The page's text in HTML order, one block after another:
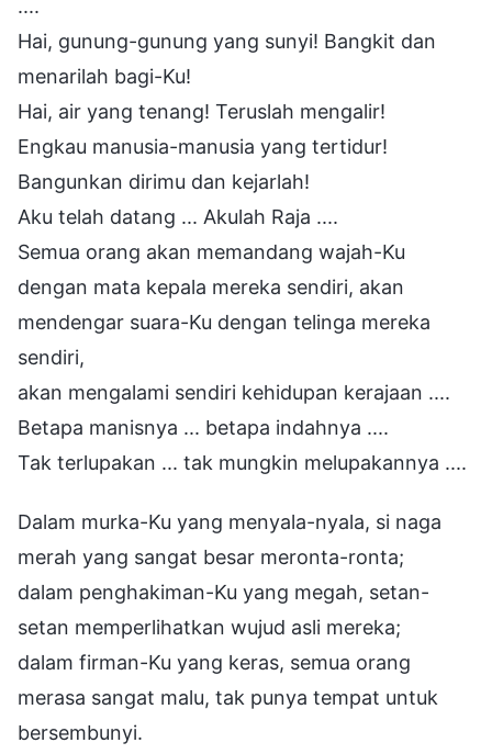
....
Hai, gunung-gunung yang sunyi! Bangkit dan
menarilah bagi-Ku!
Hai, air yang tenang! Teruslah mengalir!
Engkau manusia-manusia yang tertidur!
Bangunkan dirimu dan kejarlah!
Aku telah datang ... Akulah Raja ....
Semua orang akan memandang wajah-Ku
dengan mata kepala mereka sendiri, akan
mendengar suara-Ku dengan telinga mereka
sendiri,
akan mengalami sendiri kehidupan kerajaan ....
Betapa manisnya ... betapa indahnya ....
Tak terlupakan ... tak mungkin melupakannya ....
Dalam murka-Ku yang menyala-nyala, si naga
merah yang sangat besar meronta-ronta;
dalam penghakiman-Ku yang megah, setan-
setan memperlihatkan wujud asli mereka;
dalam firman-Ku yang keras, semua orang
merasa sangat malu, tak punya tempat untuk
bersembunyi.